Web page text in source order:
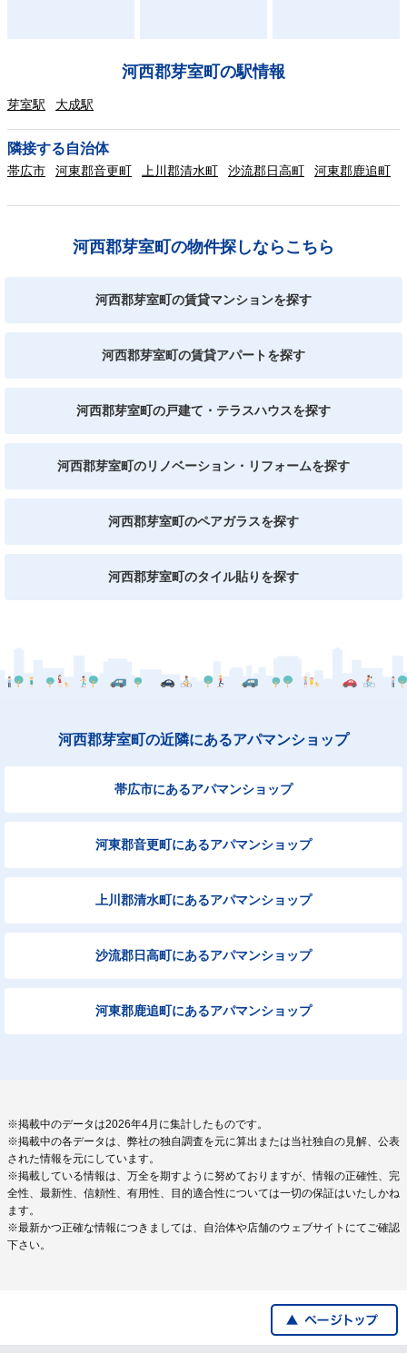
河西郡芽室町の駅情報
芽室駅 大成駅
隣接する自治体
帯広市 河東郡音更町 上川郡清水町 沙流郡日高町 河東郡鹿追町
河西郡芽室町の物件探しならこちら
河西郡芽室町の賃貸マンションを探す
河西郡芽室町の賃貸アパートを探す
河西郡芽室町の戸建て・テラスハウスを探す
河西郡芽室町のリノベーション・リフォームを探す
河西郡芽室町のペアガラスを探す
河西郡芽室町のタイル貼りを探す
河西郡芽室町の近隣にあるアパマンショップ
帯広市にあるアパマンショップ
河東郡音更町にあるアパマンショップ
上川郡清水町にあるアパマンショップ
沙流郡日高町にあるアパマンショップ
河東郡鹿追町にあるアパマンショップ
※掲載中のデータは2026年4月に集計したものです。
※掲載中の各データは、弊社の独自調査を元に算出または当社独自の見解、公表
された情報を元にしています。
※掲載している情報は、万全を期すように努めておりますが、情報の正確性、完
全性、最新性、信頼性、有用性、目的適合性については一切の保証はいたしかね
ます。
※最新かつ正確な情報につきましては、自治体や店舗のウェブサイトにてご確認
下さい。